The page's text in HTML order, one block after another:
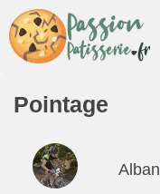
Pointage
Alban